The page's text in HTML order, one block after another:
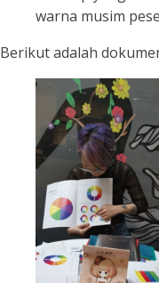
warna musim
Berikut adalah